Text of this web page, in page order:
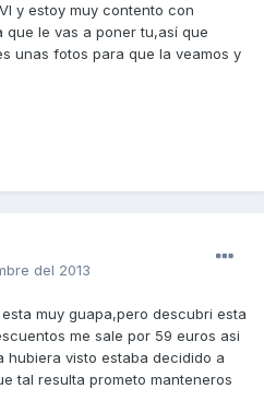
y estoy muy contento con
le vas a poner tu,así que
unas fotos para que la veamos y
del 2013
muy guapa,pero descubri esta
me sale por 59 euros asi
hubiera visto estaba decidido a
tal resulta prometo manteneros